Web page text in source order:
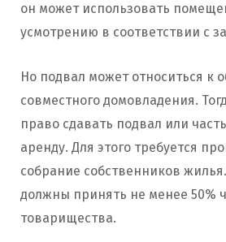
он может использовать
усмотрению в соответствии с
Но подвал может относиться к
совместного домовладения.
право сдавать подвал или
аренду. Для этого требуется
собрание собственников
должны принять не менее 50%
товарищества.